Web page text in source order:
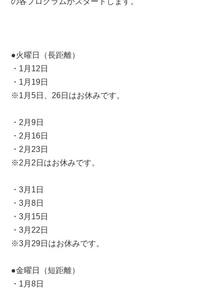
●火曜日（長距離）
・1月12日
・1月19日
※1月5日、26日はお休みです。
・2月9日
・2月16日
・2月23日
※2月2日はお休みです。
・3月1日
・3月8日
・3月15日
・3月22日
※3月29日はお休みです。
●金曜日（短距離）
・1月8日